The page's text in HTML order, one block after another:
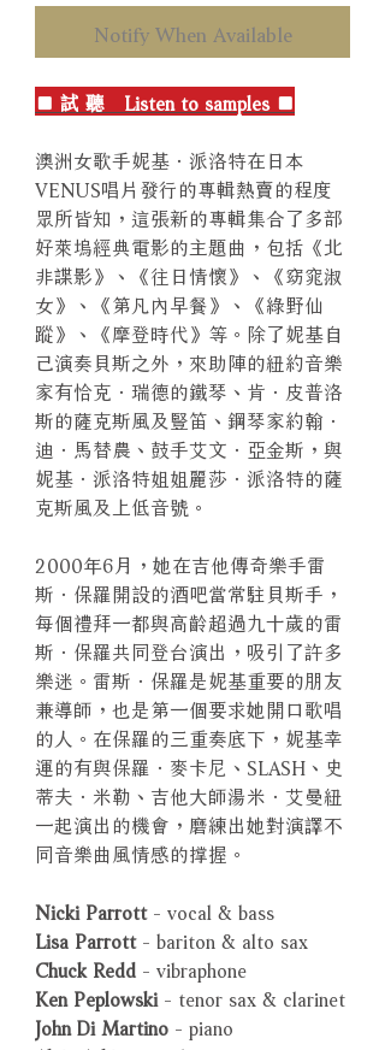
Notify When Available
■ 試 聽 Listen to samples ■
澳洲女歌手妮基．派洛特在日本
VENUS唱片發行的專輯熱賣的程度
眾所皆知，這張新的專輯集合了多部
好萊塢經典電影的主題曲，包括《北
非諜影》、《往日情懷》、《窈窕淑
女》、《第凡內早餐》、《綠野仙
蹤》、《摩登時代》等。除了妮基自
己演奏貝斯之外，來助陣的紐約音樂
家有恰克．瑞德的鐵琴、肯．皮普洛
斯的薩克斯風及豎笛、鋼琴家約翰．
迪．馬替農、鼓手艾文．亞金斯，與
妮基．派洛特姐姐麗莎．派洛特的薩
克斯風及上低音號。
2000年6月，她在吉他傳奇樂手雷
斯．保羅開設的酒吧當常駐貝斯手，
每個禮拜一都與高齡超過九十歲的雷
斯．保羅共同登台演出，吸引了許多
樂迷。雷斯．保羅是妮基重要的朋友
兼導師，也是第一個要求她開口歌唱
的人。在保羅的三重奏底下，妮基幸
運的有與保羅．麥卡尼、SLASH、史
蒂夫．米勒、吉他大師湯米．艾曼紐
一起演出的機會，磨練出她對演譯不
同音樂曲風情感的撑握。
Nicki Parrott- vocal & bass
Lisa Parrott- bariton & alto sax
Chuck Redd - vibraphone
Ken Peplowski - tenor sax & clarinet
John Di Martino - piano